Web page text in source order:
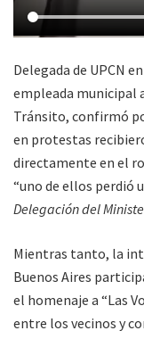
Delegada de UPCN
empleada municipal
Tránsito, confirmó
en protestas
directamente en el
“uno de ellos perdió
Delegación del
Mientras tanto, la
Buenos Aires
el homenaje a “Las
entre los vecinos y